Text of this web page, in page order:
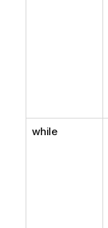
while